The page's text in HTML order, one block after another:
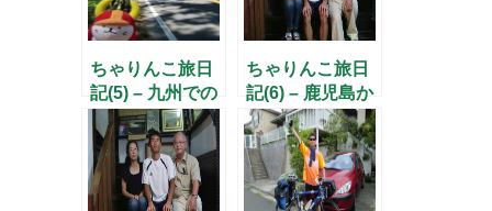
ちゃりんこ旅日
記(5) – 九州での
日々 –
ちゃりんこ旅日
記(6) – 鹿児島か
ら宮崎へ –